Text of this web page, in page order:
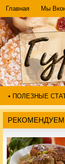
Главная Мы
• ПОЛЕЗНЫЕ
РЕКОМЕНДУЕМ